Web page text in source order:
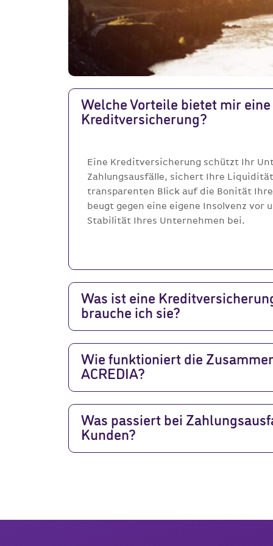
Welche Vorteile bietet mir eine
Kreditversicherung?
Eine Kreditversicherung schützt Ihr
Zahlungsausfälle, sichert Ihre
transparenten Blick auf die Bonität
beugt gegen eine eigene Insolvenz vor
Stabilität Ihres Unternehmen bei.
Was ist eine
brauche ich sie?
Wie funktioniert die
ACREDIA?
Was passiert bei
Kunden?